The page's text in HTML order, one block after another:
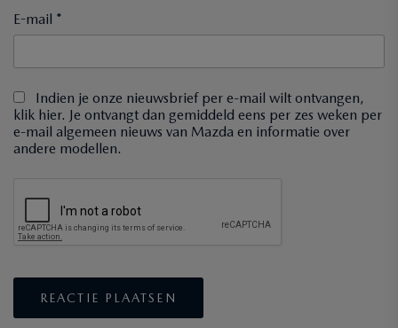
E-mail *
Indien je onze nieuwsbrief per e-mail wilt ontvangen,
klik hier. Je ontvangt dan gemiddeld eens per zes weken per
e-mail algemeen nieuws van Mazda en informatie over
andere modellen.